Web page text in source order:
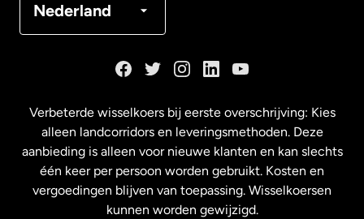
Nederland
Maleisië
Nederland
Verbeterde wisselkoers bij eerste overschrijving: Kies
alleen landcorridors en leveringsmethoden. Deze
aanbieding is alleen voor nieuwe klanten en kan slechts
één keer per persoon worden gebruikt. Kosten en
vergoedingen blijven van toepassing. Wisselkoersen
kunnen worden gewijzigd.